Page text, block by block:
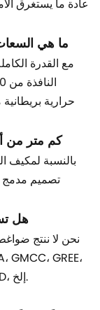
3. ما هي
4. كم متر
تصميم مدمج
5. هل
PANASONIC، RECHI، HIGHLY، COPELAND، إلخ.